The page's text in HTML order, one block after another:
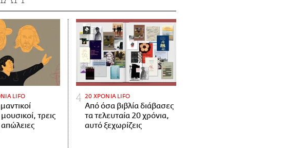
LIFO
τρεις
20 ΧΡΟΝΙΑ LIFO
Από όσα βιβλία διάβασες
τα τελευταία 20 χρόνια,
αυτό ξεχωρίζεις